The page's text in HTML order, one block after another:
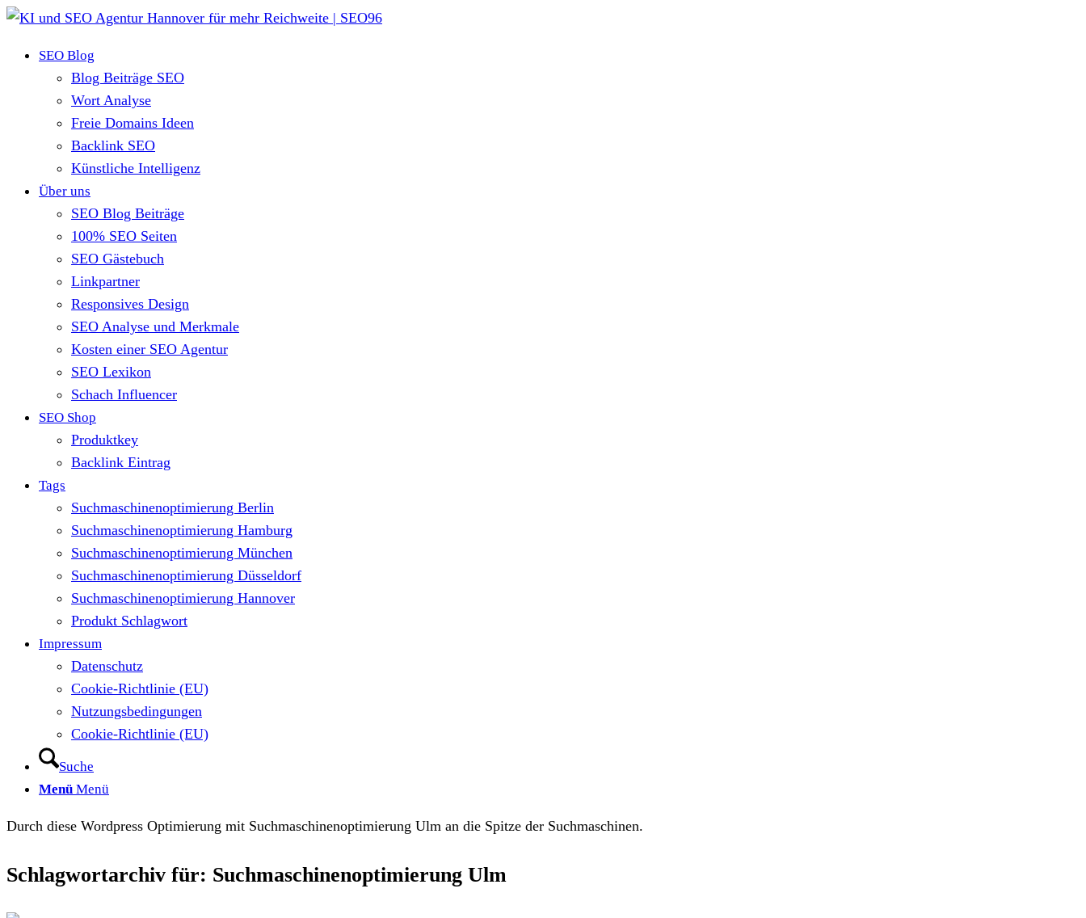
SEO Blog
Blog Beiträge SEO
Wort Analyse
Freie Domains Ideen
Backlink SEO
Künstliche Intelligenz
Über uns
SEO Blog Beiträge
100% SEO Seiten
SEO Gästebuch
Linkpartner
Responsives Design
SEO Analyse und Merkmale
Kosten einer SEO Agentur
SEO Lexikon
Schach Influencer
SEO Shop
Produktkey
Backlink Eintrag
Tags
Suchmaschinenoptimierung Berlin
Suchmaschinenoptimierung Hamburg
Suchmaschinenoptimierung München
Suchmaschinenoptimierung Düsseldorf
Suchmaschinenoptimierung Hannover
Produkt Schlagwort
Impressum
Datenschutz
Cookie-Richtlinie (EU)
Nutzungsbedingungen
Cookie-Richtlinie (EU)
Suche
Menü Menü
Durch diese Wordpress Optimierung mit Suchmaschinenoptimierung Ulm an die Spitze der Suchmaschinen.
Schlagwortarchiv für: Suchmaschinenoptimierung Ulm